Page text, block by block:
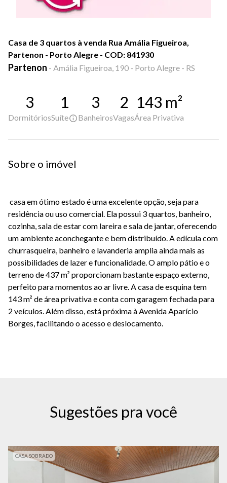
Casa de 3 quartos à venda Rua Amália Figueiroa,
Partenon - Porto Alegre - COD: 841930
Partenon - Amália Figueiroa, 190 - Porto Alegre - RS
3
Dormitórios
1
Suíte
3
Banheiros
2
Vagas
143 m²
Área Privativa
Sobre o imóvel
casa em ótimo estado é uma excelente opção, seja para
residência ou uso comercial. Ela possui 3 quartos, banheiro,
cozinha, sala de estar com lareira e sala de jantar, oferecendo
um ambiente aconchegante e bem distribuído. A edícula com
churrasqueira, banheiro e lavanderia amplia ainda mais as
possibilidades de lazer e funcionalidade. O amplo pátio e o
terreno de 437 m² proporcionam bastante espaço externo,
perfeito para momentos ao ar livre. A casa de esquina tem
143 m² de área privativa e conta com garagem fechada para
2 veículos. Além disso, está próxima à Avenida Aparício
Borges, facilitando o acesso e deslocamento.
Sugestões pra você
CASA SOBRADO